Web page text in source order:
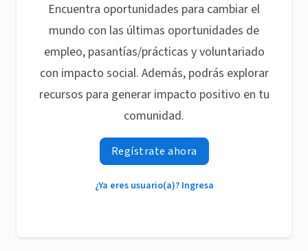
Encuentra oportunidades para cambiar el
mundo con las últimas oportunidades de
empleo, pasantías/prácticas y voluntariado
con impacto social. Además, podrás explorar
recursos para generar impacto positivo en tu
comunidad.
Regístrate ahora
¿Ya eres usuario(a)? Ingresa